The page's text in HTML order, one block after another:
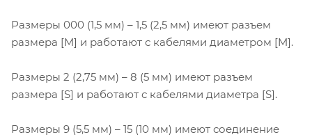
Размеры 000 (1,5 мм) – 1,5 (2,5 мм) имеют разъем
размера [M] и работают с кабелями диаметром [M].
Размеры 2 (2,75 мм) – 8 (5 мм) имеют разъем
размера [S] и работают с кабелями диаметра [S].
Размеры 9 (5,5 мм) – 15 (10 мм) имеют соединение